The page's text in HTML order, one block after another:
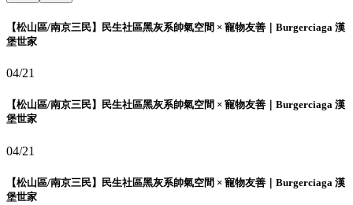
【松山區/南京三民】民生社區黑灰系帥氣空間 × 寵物友善｜Burgerciaga 漢
堡世家
04/21
【松山區/南京三民】民生社區黑灰系帥氣空間 × 寵物友善｜Burgerciaga 漢
堡世家
04/21
【松山區/南京三民】民生社區黑灰系帥氣空間 × 寵物友善｜Burgerciaga 漢
堡世家